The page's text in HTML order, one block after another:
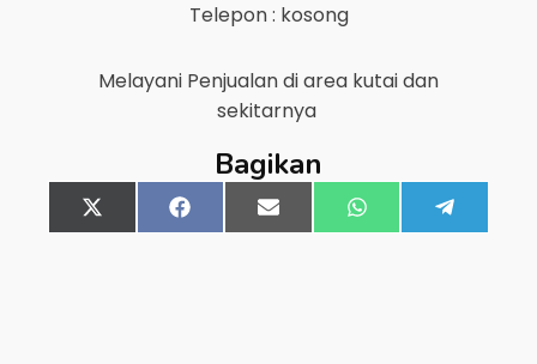
Telepon : kosong
Melayani Penjualan di area kutaidan
sekitarnya
Bagikan
Share
on
X
(Twitter)
Share
on
FacebookShare
on
Email Share
on
WhatsApp
on